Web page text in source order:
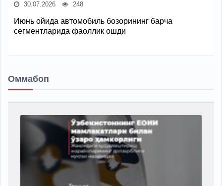
30.07.2026 248
Июнь ойида автомобиль бозорининг барча
сегментларида фаоллик ошди
Оммабоп